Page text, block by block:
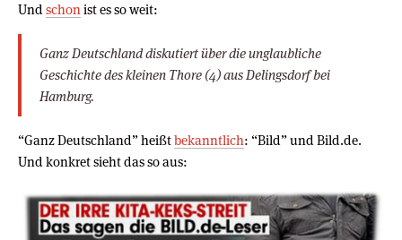
Undschonist es so weit:
Ganz Deutschland diskutiert über die unglaubliche
Geschichte des kleinen Thore (4) aus Delingsdorf bei
Hamburg.
“Ganz Deutschland” heißtbekanntlich: “Bild” und Bild.de.
Und konkret sieht das so aus: